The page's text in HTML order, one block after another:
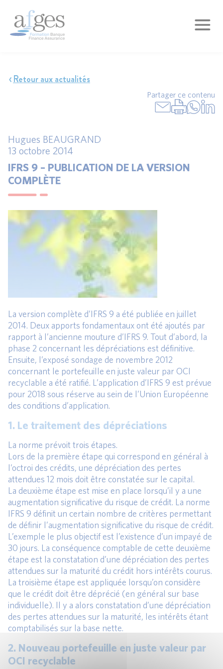
Retour aux actualités
Partager ce contenu
Hugues BEAUGRAND
13 octobre 2014
IFRS 9 – PUBLICATION DE LA VERSION
COMPLÈTE
La version complète d’IFRS 9 a été publiée en juillet
2014. Deux apports fondamentaux ont été ajoutés par
rapport à l’ancienne mouture d’IFRS 9. Tout d’abord, la
phase 2 concernant les dépréciations est définitive.
Ensuite, l’exposé sondage de novembre 2012
concernant le portefeuille en juste valeur par OCI
recyclable a été ratifié. L’application d’IFRS 9 est prévue
pour 2018 sous réserve au sein de l’Union Européenne
des conditions d’application.
1. Le traitement des dépréciations
La norme prévoit trois étapes.
Lors de la première étape qui correspond en général à
l’octroi des crédits, une dépréciation des pertes
attendues 12 mois doit être constatée sur le capital.
La deuxième étape est mise en place lorsqu’il y a une
augmentation significative du risque de crédit. La norme
IFRS 9 définit un certain nombre de critères permettant
de définir l’augmentation significative du risque de crédit.
L’exemple le plus objectif est l’existence d’un impayé de
30 jours. La conséquence comptable de cette deuxième
étape est la constatation d’une dépréciation des pertes
attendues sur la maturité du crédit hors intérêts courus.
La troisième étape est appliquée lorsqu’on considère
que le crédit doit être déprécié (en général sur base
individuelle). Il y a alors constatation d’une dépréciation
des pertes attendues sur la maturité, les intérêts étant
comptabilisés sur la base nette.
2. Nouveau portefeuille en juste valeur par
OCI recyclable